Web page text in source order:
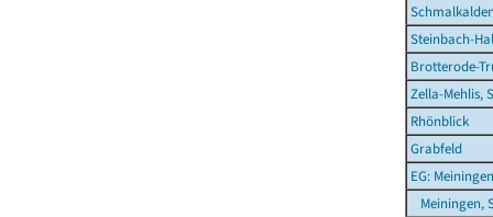
Steinbach-
Brotterode-
Zella-Mehlis,
Rhönblick
Grabfeld
EG:
Meiningen,